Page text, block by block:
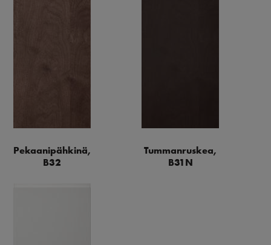
Pekaanipähkinä,
B32
Tummanruskea,
B31N